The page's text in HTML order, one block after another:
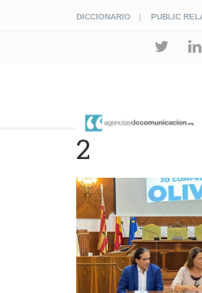
DICCIONARIO PUBLIC
2